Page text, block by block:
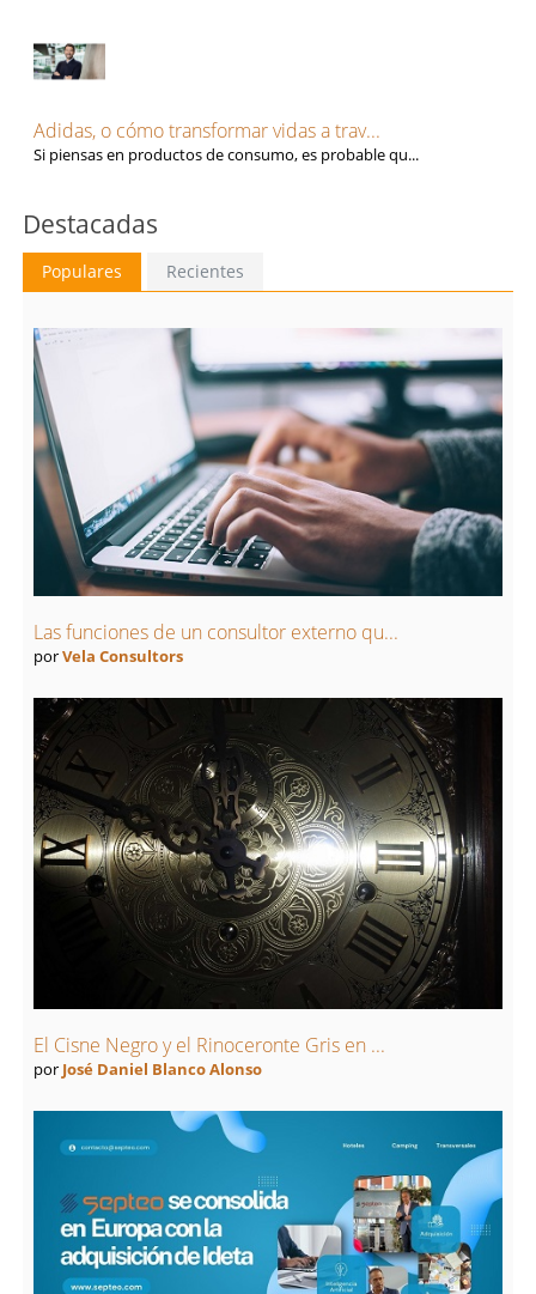
Adidas, o cómo transformar vidas a trav...
Si piensas en productos de consumo, es probable qu...
Destacadas
Populares Recientes
Las funciones de un consultor externo qu...
porVela Consultors
El Cisne Negro y el Rinoceronte Gris en ...
por José Daniel Blanco Alonso